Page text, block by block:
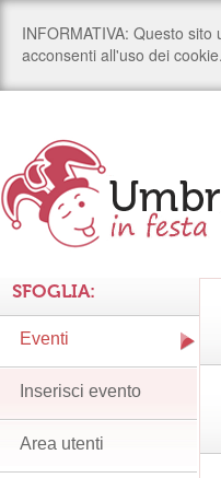
SFOGLIA:
Eventi
Inserisci evento
Area utenti